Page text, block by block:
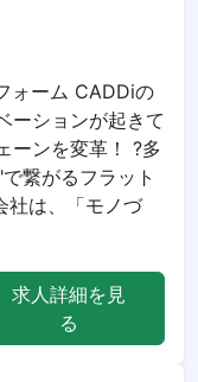
ォーム CADDiの
ーションが起きて
ーンを変革！ ?多
繋がるフラット
社は、「モノづ
求人詳細を見
る